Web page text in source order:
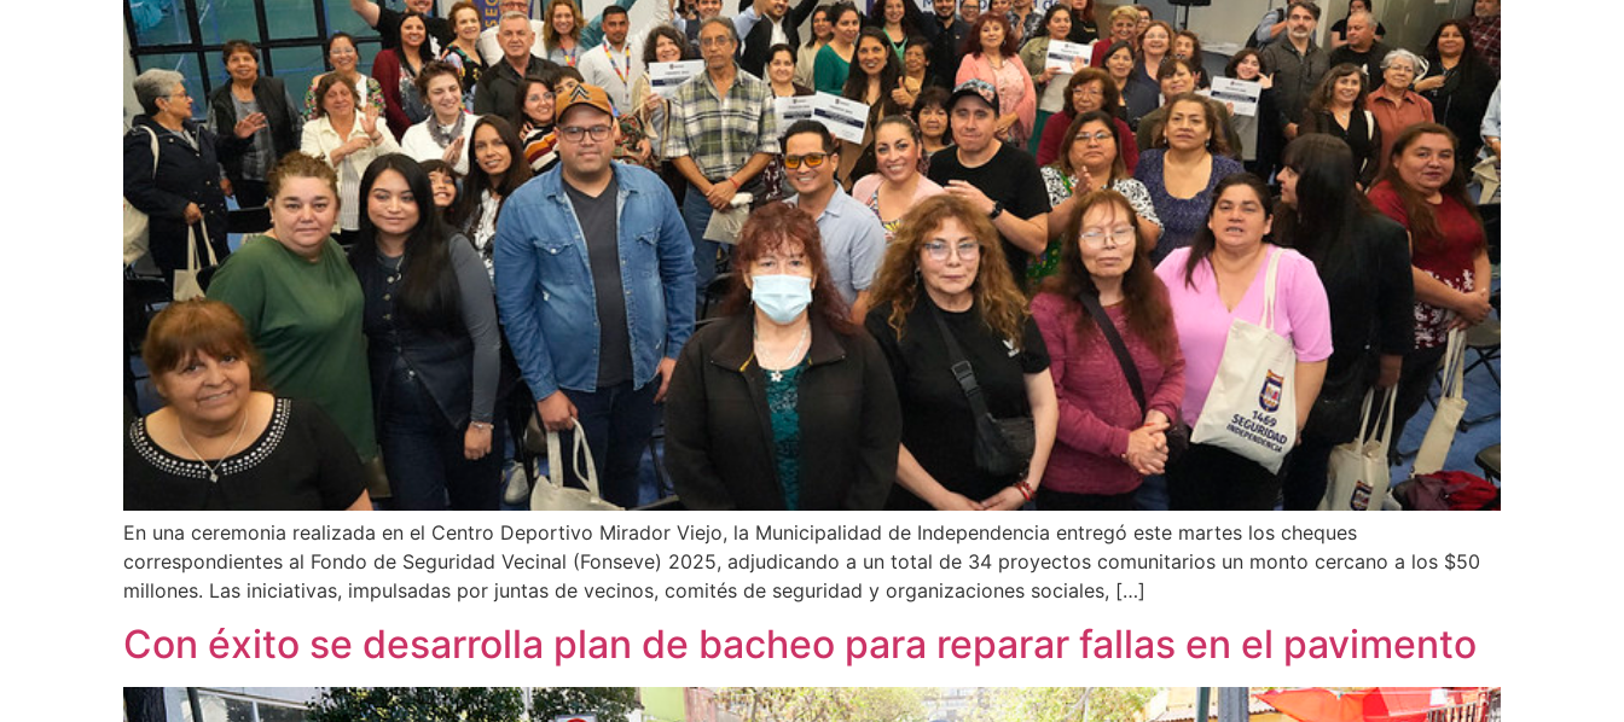
En una ceremonia realizada en el Centro Deportivo Mirador Viejo, la Municipalidad de Independencia entregó este martes los cheques
correspondientes al Fondo de Seguridad Vecinal (Fonseve) 2025, adjudicando a un total de 34 proyectos comunitarios un monto cercano a los $50
millones. Las iniciativas, impulsadas por juntas de vecinos, comités de seguridad y organizaciones sociales, […]
Con éxito se desarrolla plan de bacheo para reparar fallas en el pavimento